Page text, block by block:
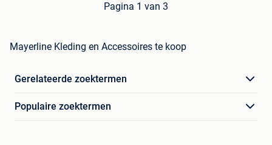
Pagina 1 van 3
Mayerline Kleding en Accessoires te koop
Gerelateerde zoektermen
Populaire zoektermen